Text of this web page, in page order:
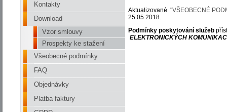
Kontakty
Download
Vzor smlouvy
Prospekty ke stažení
Všeobecné podmínky
FAQ
Objednávky
Platba faktury
Aktualizované "VŠEOBECNÉ
25.05.2018.
Podmínky poskytování služeb
ELEKTRONICKÝCH